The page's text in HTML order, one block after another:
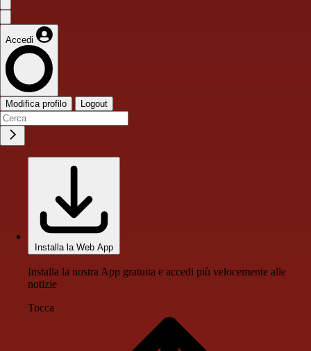
Accedi
Modifica profilo Logout
Installa la Web App
Installa la nostra App gratuita e accedi più velocemente alle
notizie
Tocca